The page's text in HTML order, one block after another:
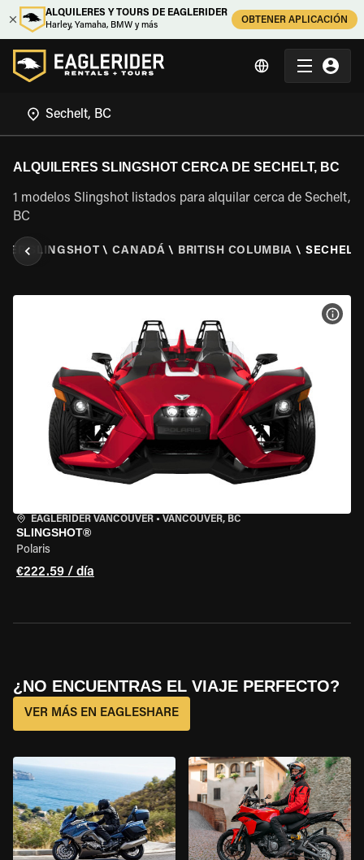
ALQUILERES Y TOURS DE EAGLERIDER
Harley, Yamaha, BMW y más
OBTENER APLICACIÓN
ALQUILERES SLINGSHOT CERCA DE SECHELT, BC
1 modelos Slingshot listados para alquilar cerca de Sechelt,
BC
SLINGSHOT \ CANADÁ \ BRITISH COLUMBIA \
EAGLERIDER VANCOUVER • VANCOUVER, BC
SLINGSHOT®
Polaris
€222.59 / día
VER
¿NO ENCUENTRAS EL VIAJE PERFECTO?
VER MÁS EN EAGLESHARE